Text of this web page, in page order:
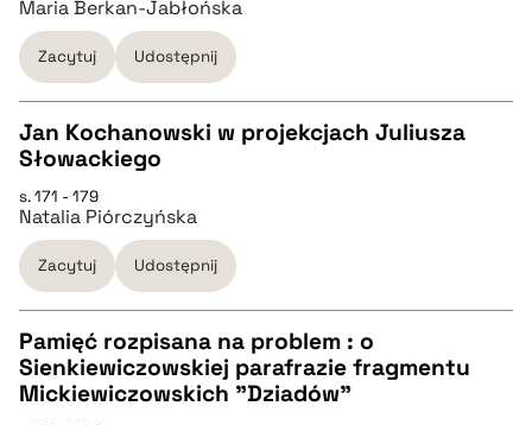
pobierz cytat
BIBTEX
pobierz cytat
Maria Berkan-Jabłońska
Zacytuj Udostępnij
CZYSTY TEKST
pobierz cytat
BIBTEX
pobierz cytat
Jan Kochanowski w projekcjach Juliusza
Słowackiego
s. 171 - 179
Natalia Piórczyńska
Zacytuj Udostępnij
CZYSTY TEKST
Pamięć rozpisana na problem : o
Sienkiewiczowskiej parafrazie fragmentu
Mickiewiczowskich "Dziadów"